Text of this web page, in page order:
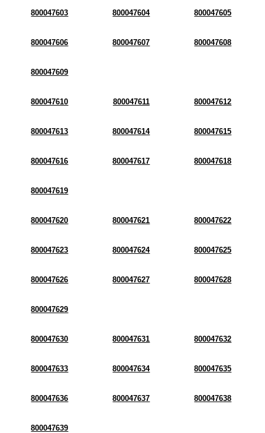
800047603 800047604 800047605
800047606 800047607 800047608
800047609
800047610 800047611 800047612
800047613 800047614 800047615
800047616 800047617 800047618
800047619
800047620 800047621 800047622
800047623 800047624 800047625
800047626 800047627 800047628
800047629
800047630 800047631 800047632
800047633 800047634 800047635
800047636 800047637 800047638
800047639